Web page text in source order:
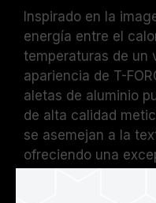
Inspirado en la
energía entre el
temperaturas de un
apariencia de T-
aletas de aluminio
de alta calidad
se asemejan a la
ofreciendo una
con el logotipo de